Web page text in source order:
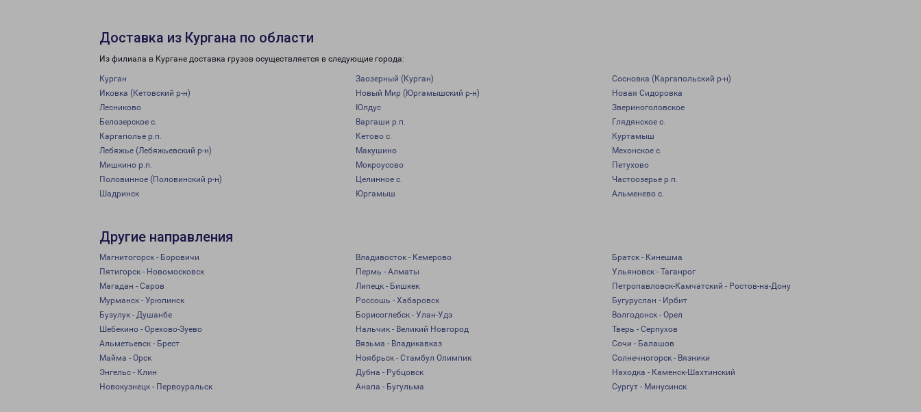
Доставка из Кургана по области
Из филиала в Кургане доставка грузов осуществляется в следующие города:
Курган Заозерный (Курган)
Сосновка (Каргапольский р-н)
Иковка (Кетовский р-н)
Новый Мир (Юргамышский р-н)
Новая Сидоровка
Лесниково
Юлдус
Звериноголовское
Белозерское с.
Варгаши р.п.
Глядянское с.
Каргаполье р.п.
Кетово с.
Куртамыш
Лебяжье (Лебяжьевский р-н)
Макушино
Мехонское с.
Мишкино р.п.
Мокроусово
Петухово
Половинное (Половинский р-н)
Целинное с.
Частоозерье р.п.
Шадринск
Юргамыш Альменево с.
Другие направления
Магнитогорск - Боровичи Владивосток - Кемерово
Братск - Кинешма
Пятигорск - Новомосковск
Пермь - Алматы
Ульяновск - Таганрог
Магадан - Саров
Липецк - Бишкек
Петропавловск-Камчатский - Ростов-на-Дону
Мурманск - Урюпинск
Россошь - Хабаровск
Бугуруслан - Ирбит
Бузулук - Душанбе
Борисоглебск - Улан-Удэ
Волгодонск - Орел
Шебекино - Орехово-Зуево
Нальчик - Великий Новгород
Тверь - Серпухов
Альметьевск - Брест
Вязьма - Владикавказ
Сочи - Балашов
Майма - Орск
Ноябрьск - Стамбул Олимпик
Солнечногорск - Вязники
Энгельс - Клин
Дубна - Рубцовск
Находка - Каменск-Шахтинский
Новокузнецк - Первоуральск
Анапа - Бугульма Сургут - Минусинск